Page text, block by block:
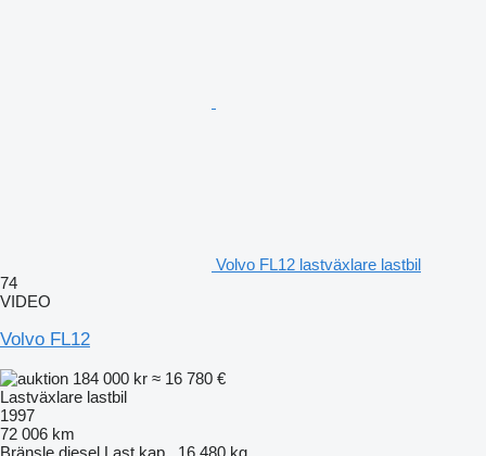
Volvo FL12 lastväxlare lastbil
74
VIDEO
Volvo FL12
184 000 kr ≈ 16 780 €
Lastväxlare lastbil
1997
72 006 km
Bränsle diesel Last.kap. 16 480 kg